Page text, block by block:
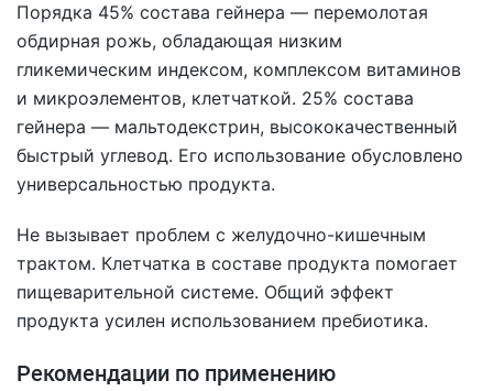
Порядка 45% состава гейнера — перемолотая
обдирная рожь, обладающая низким
гликемическим индексом, комплексом витаминов
и микроэлементов, клетчаткой. 25% состава
гейнера — мальтодекстрин, высококачественный
быстрый углевод. Его использование обусловлено
универсальностью продукта.
Не вызывает проблем с желудочно-кишечным
трактом. Клетчатка в составе продукта помогает
пищеварительной системе. Общий эффект
продукта усилен использованием пребиотика.
Рекомендации по применению